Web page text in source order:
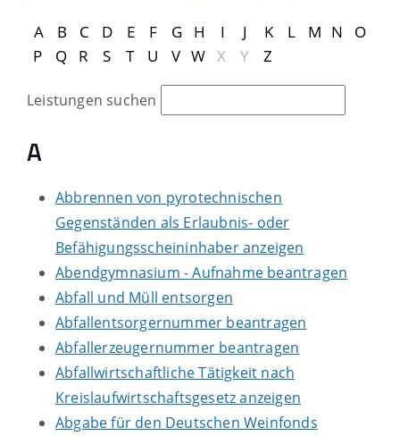
A B C D E F G H I J K L M N
O
P
Q R S T U V W X Y Z
Leistungen suchen
A
Abbrennen von pyrotechnischen
Gegenständen als Erlaubnis- oder
Befähigungsscheininhaber anzeigen
Abendgymnasium - Aufnahme beantragen
Abfall und Müll entsorgen
Abfallentsorgernummer beantragen
Abfallerzeugernummer beantragen
Abfallwirtschaftliche Tätigkeit nach
Kreislaufwirtschaftsgesetz anzeigen
Abgabe für den Deutschen Weinfonds